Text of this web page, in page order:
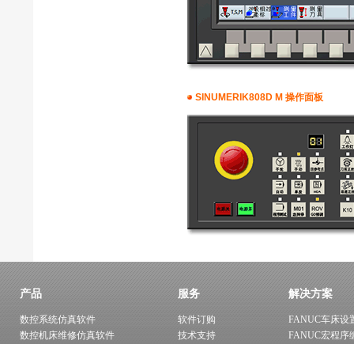
SINUMERIK808D M 操作面板
产品
数控系统仿真软件
数控机床维修仿真软件
服务
软件订购
技术支持
解决方案
FANUC车床设
FANUC宏程序